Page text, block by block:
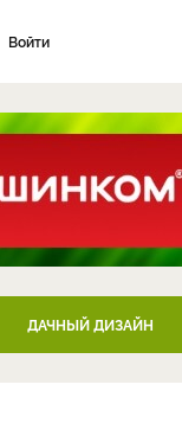
Войти
ДАЧНЫЙ ДИЗАЙН